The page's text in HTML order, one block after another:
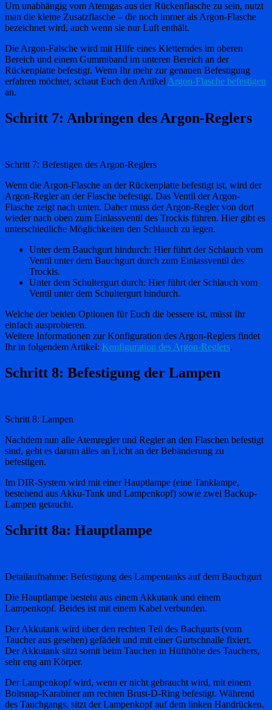
Um unabhängig vom Atemgas aus der Rückenflasche zu sein, nutzt
man die kleine Zusatzflasche – die noch immer als Argon-Flasche
bezeichnet wird, auch wenn sie nur Luft enthält.
Die Argon-Falsche wird mit Hilfe eines Kletterndes im oberen
Bereich und einem Gummiband im unteren Bereich an der
Rückenplatte befestigt. Wenn Ihr mehr zur genauen Befestigung
erfahren möchtet, schaut Euch den Artikel Argon-Flasche befestigen
an.
Schritt 7: Anbringen des Argon-Reglers
Schritt 7: Befestigen des Argon-Reglers
Wenn die Argon-Flasche an der Rückenplatte befestigt ist, wird der
Argon-Regler an der Flasche befestigt. Das Ventil der Argon-
Flasche zeigt nach unten. Daher muss der Argon-Regler von dort
wieder nach oben zum Einlassventil des Trockis führen. Hier gibt es
unterschiedliche Möglichkeiten den Schlauch zu legen.
Unter dem Bauchgurt hindurch: Hier führt der Schlauch vom
Ventil unter dem Bauchgurt durch zum Einlassventil des
Trockis.
Unter dem Schultergurt durch: Hier führt der Schlauch vom
Ventil unter dem Schultergurt hindurch.
Welche der beiden Optionen für Euch die bessere ist, müsst Ihr
einfach ausprobieren.
Weitere Informationen zur Konfiguration des Argon-Reglers findet
Ihr in folgendem Artikel: Konfiguration des Argon-Reglers.
Schritt 8: Befestigung der Lampen
Schritt 8: Lampen
Nachdem nun alle Atemregler und Regler an den Flaschen befestigt
sind, geht es darum alles an Licht an der Bebänderung zu
befestigen.
Im DIR-System wird mit einer Hauptlampe (eine Tanklampe,
bestehend aus Akku-Tank und Lampenkopf) sowie zwei Backup-
Lampen getaucht.
Schritt 8a: Hauptlampe
Detailaufnahme: Befestigung des Lampentanks auf dem Bauchgurt
Die Hauptlampe besteht aus einem Akkutank und einem
Lampenkopf. Beides ist mit einem Kabel verbunden.
Der Akkutank wird über den rechten Teil des Bachgurts (vom
Taucher aus gesehen) gefädelt und mit einer Gurtschnalle fixiert.
Der Akkutank sitzt somit beim Tauchen in Hüfthöhe des Tauchers,
sehr eng am Körper.
Der Lampenkopf wird, wenn er nicht gebraucht wird, mit einem
Boltsnap-Karabiner am rechten Brust-D-Ring befestigt. Während
des Tauchgangs, sitzt der Lampenkopf auf dem linken Handrücken.